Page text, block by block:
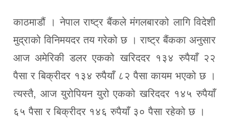
काठमाडौं । नेपाल राष्ट्र बैंकले मंगलबारको लागि विदेशी
मुद्राको विनिमयदर तय गरेको छ । राष्ट्र बैंकका अनुसार
आज अमेरिकी डलर एकको खरिददर १३४ रुपैयाँ २२
पैसा र बिक्रीदर १३४ रुपैयाँ ८२ पैसा कायम भएको छ ।
त्यस्तै, आज युरोपियन युरो एकको खरिददर १४५ रुपैयाँ
६५ पैसा र बिक्रीदर १४६ रुपैयाँ ३० पैसा रहेको छ ।